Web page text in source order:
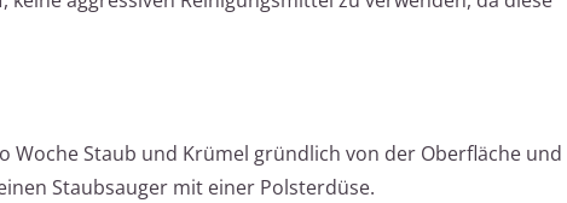
Woche Staub und Krümel gründlich von der Oberfläche und
Staubsauger mit einer Polsterdüse.